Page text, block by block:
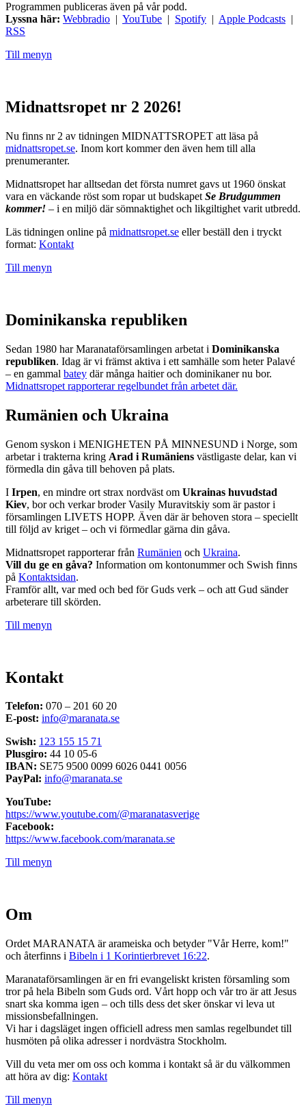
Programmen publiceras även på vår podd.
Lyssna här: Webbradio | YouTube | Spotify | Apple Podcasts |
RSS
Till menyn
Midnattsropet nr 2 2026!
Nu finns nr 2 av tidningen MIDNATTSROPET att läsa på
midnattsropet.se. Inom kort kommer den även hem till alla
prenumeranter.
Midnattsropet har alltsedan det första numret gavs ut 1960 önskat
vara en väckande röst som ropar ut budskapet Se Brudgummen
kommer! – i en miljö där sömnaktighet och likgiltighet varit utbredd.
Läs tidningen online på midnattsropet.se eller beställ den i tryckt
format: Kontakt
Till menyn
Dominikanska republiken
Sedan 1980 har Maranataförsamlingen arbetat i Dominikanska
republiken. Idag är vi främst aktiva i ett samhälle som heter Palavé
– en gammal batey där många haitier och dominikaner nu bor.
Midnattsropet rapporterar regelbundet från arbetet där.
Rumänien och Ukraina
Genom syskon i MENIGHETEN PÅ MINNESUND i Norge, som
arbetar i trakterna kring Arad i Rumäniens västligaste delar, kan vi
förmedla din gåva till behoven på plats.
I Irpen, en mindre ort strax nordväst om Ukrainas huvudstad
Kiev, bor och verkar broder Vasily Muravitskiy som är pastor i
församlingen LIVETS HOPP. Även där är behoven stora – speciellt
till följd av kriget – och vi förmedlar gärna din gåva.
Midnattsropet rapporterar från Rumänien och Ukraina.
Vill du ge en gåva? Information om kontonummer och Swish finns
på Kontaktsidan.
Framför allt, var med och bed för Guds verk – och att Gud sänder
arbeterare till skörden.
Till menyn
Kontakt
Telefon: 070 – 201 60 20
E-post: info@maranata.se
Swish: 123 155 15 71
Plusgiro: 44 10 05-6
IBAN: SE75 9500 0099 6026 0441 0056
PayPal: info@maranata.se
YouTube:
https://www.youtube.com/@maranatasverige
Facebook:
https://www.facebook.com/maranata.se
Till menyn
Om
Ordet MARANATA är arameiska och betyder "Vår Herre, kom!"
och återfinns i Bibeln i 1 Korintierbrevet 16:22.
Maranataförsamlingen är en fri evangeliskt kristen församling som
tror på hela Bibeln som Guds ord. Vårt hopp och vår tro är att Jesus
snart ska komma igen – och tills dess det sker önskar vi leva ut
missionsbefallningen.
Vi har i dagsläget ingen officiell adress men samlas regelbundet till
husmöten på olika adresser i nordvästra Stockholm.
Vill du veta mer om oss och komma i kontakt så är du välkommen
att höra av dig: Kontakt
Till menyn